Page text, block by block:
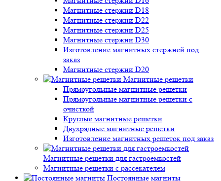
Магнитные стержни D18
Магнитные стержни D22
Магнитные стержни D25
Магнитные стержни D30
Изготовление магнитных стержней под
заказ
Магнитные стержни D20
Магнитные решетки
Прямоугольные магнитные решетки
Прямоугольные магнитные решетки с
очисткой
Круглые магнитные решетки
Двухрядные магнитные решетки
Изготовление магнитных решеток под заказ
Магнитные решетки для гастроемкостей
Магнитные решетки с рассекателем
Постоянные магниты